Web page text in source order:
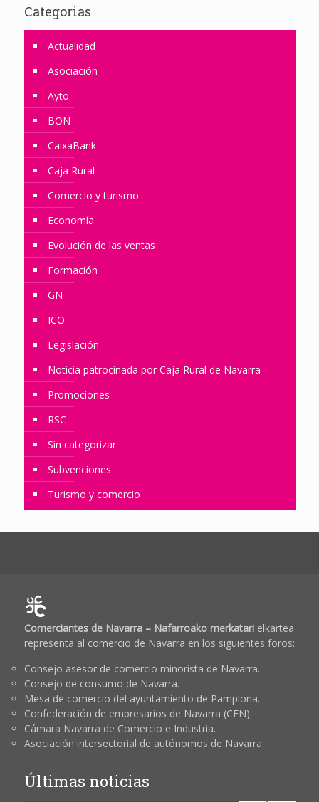
Categorias
Actualidad
Asociación
Ayto
BON
CaixaBank
Caja Rural
Comercio y turismo
Economía
Evolución de las ventas
Formación
GN
ICO
Legislación
Noticia patrocinada por Caja Rural de Navarra
Promociones
RSC
Sin categorizar
Subvenciones
Turismo y comercio
Comerciantes de Navarra – Nafarroako merkatarielkartea
representa al comercio de Navarra en los siguientes foros:
Consejo asesor de comercio minorista de Navarra.
Consejo de consumo de Navarra.
Mesa de comercio del ayuntamiento de Pamplona.
Confederación de empresarios de Navarra (CEN).
Cámara Navarra de Comercio e Industria.
Asociación intersectorial de autónomos de Navarra
Últimas noticias